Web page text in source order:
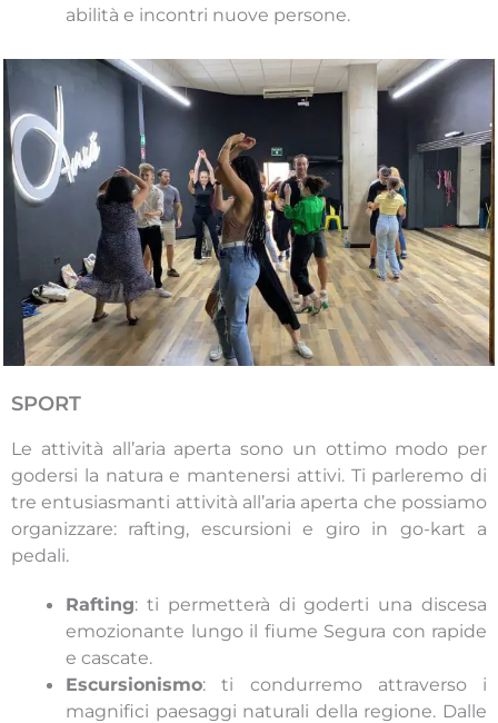
abilità e incontri nuove persone.
SPORT
Le attività all’aria aperta sono un ottimo modo per
godersi la natura e mantenersi attivi. Ti parleremo di
tre entusiasmanti attività all’aria aperta che possiamo
organizzare: rafting, escursioni e giro in go-kart a
pedali.
Rafting: ti permetterà di goderti una discesa
emozionante lungo il fiume Segura con rapide
e cascate.
Escursionismo: ti condurremo attraverso i
magnifici paesaggi naturali della regione. Dalle